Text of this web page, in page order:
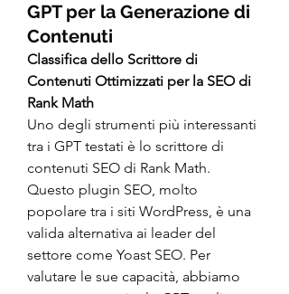
GPT per la Generazione di
Contenuti
Classifica dello Scrittore di
Contenuti Ottimizzati per la SEO di
Rank Math
Uno degli strumenti più interessanti
tra i GPT testati è lo scrittore di
contenuti SEO di Rank Math.
Questo plugin SEO, molto
popolare tra i siti WordPress, è una
valida alternativa ai leader del
settore come Yoast SEO. Per
valutare le sue capacità, abbiamo